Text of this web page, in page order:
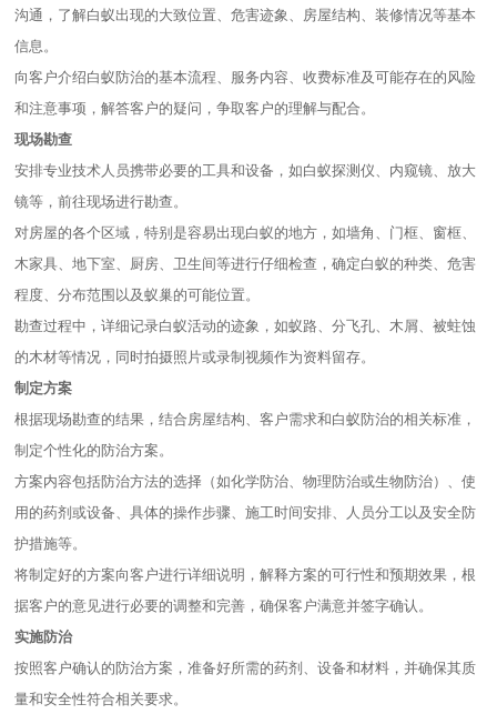
沟通，了解白蚁出现的大致位置、危害迹象、房屋结构、装修情况等基本
信息。
向客户介绍白蚁防治的基本流程、服务内容、收费标准及可能存在的风险
和注意事项，解答客户的疑问，争取客户的理解与配合。
现场勘查
安排专业技术人员携带必要的工具和设备，如白蚁探测仪、内窥镜、放大
镜等，前往现场进行勘查。
对房屋的各个区域，特别是容易出现白蚁的地方，如墙角、门框、窗框、
木家具、地下室、厨房、卫生间等进行仔细检查，确定白蚁的种类、危害
程度、分布范围以及蚁巢的可能位置。
勘查过程中，详细记录白蚁活动的迹象，如蚁路、分飞孔、木屑、被蛀蚀
的木材等情况，同时拍摄照片或录制视频作为资料留存。
制定方案
根据现场勘查的结果，结合房屋结构、客户需求和白蚁防治的相关标准，
制定个性化的防治方案。
方案内容包括防治方法的选择（如化学防治、物理防治或生物防治）、使
用的药剂或设备、具体的操作步骤、施工时间安排、人员分工以及安全防
护措施等。
将制定好的方案向客户进行详细说明，解释方案的可行性和预期效果，根
据客户的意见进行必要的调整和完善，确保客户满意并签字确认。
实施防治
按照客户确认的防治方案，准备好所需的药剂、设备和材料，并确保其质
量和安全性符合相关要求。